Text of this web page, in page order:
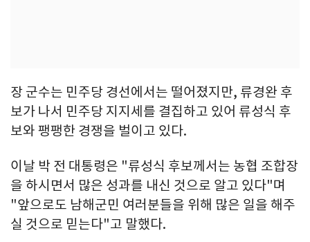
장 군수는 민주당 경선에서는 떨어졌지만, 류경완 후
보가 나서 민주당 지지세를 결집하고 있어 류성식 후
보와 팽팽한 경쟁을 벌이고 있다.
이날 박 전 대통령은 "류성식 후보께서는 농협 조합장
을 하시면서 많은 성과를 내신 것으로 알고 있다"며
"앞으로도 남해군민 여러분들을 위해 많은 일을 해주
실 것으로 믿는다"고 말했다.